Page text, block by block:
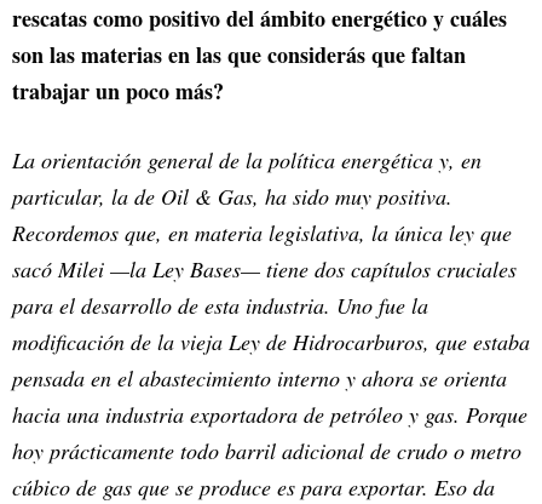
rescatas como positivo del ámbito energético y cuáles
son las materias en las que considerás que faltan
trabajar un poco más?
La orientación general de la política energética y, en
particular, la de Oil & Gas, ha sido muy positiva.
Recordemos que, en materia legislativa, la única ley que
sacó Milei —la Ley Bases— tiene dos capítulos cruciales
para el desarrollo de esta industria. Uno fue la
modificación de la vieja Ley de Hidrocarburos, que estaba
pensada en el abastecimiento interno y ahora se orienta
hacia una industria exportadora de petróleo y gas. Porque
hoy prácticamente todo barril adicional de crudo o metro
cúbico de gas que se produce es para exportar. Eso da